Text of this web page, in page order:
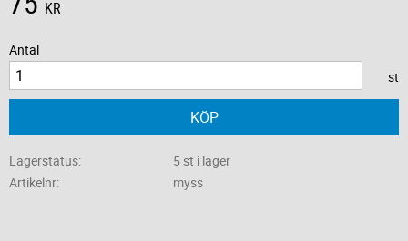
KR
Antal
st
KÖP
Lagerstatus
5 st i lager
Artikelnr
myss